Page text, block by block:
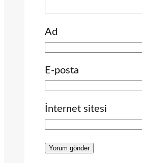
Ad
E-posta
İnternet sitesi